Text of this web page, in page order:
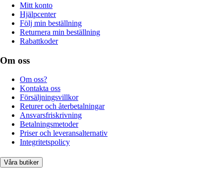
Mitt konto
Hjälpcenter
Följ min beställning
Returnera min beställning
Rabattkoder
Om oss
Om oss?
Kontakta oss
Försäljningsvillkor
Returer och återbetalningar
Ansvarsfriskrivning
Betalningsmetoder
Priser och leveransalternativ
Integritetspolicy
Våra butiker